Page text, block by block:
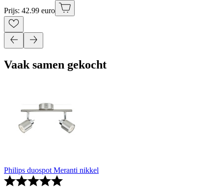
Prijs: 42.99 euro
Vaak samen gekocht
Philips duospot Meranti nikkel